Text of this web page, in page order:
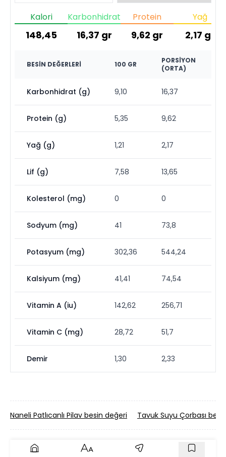
Kalori
148,45
Karbonhidrat
16,37 gr
Protein
9,62 gr
Yağ
2,17 gr
BESIN DEĞERLERI 100 GR
PORSIYON
(ORTA)
Karbonhidrat (g) 9,10 16,37
Protein (g) 5,35 9,62
Yağ (g) 1,21 2,17
Lif (g) 7,58 13,65
Kolesterol (mg) 0 0
Sodyum (mg) 41 73,8
Potasyum (mg) 302,36 544,24
Kalsiyum (mg) 41,41 74,54
Vitamin A (iu) 142,62 256,71
Vitamin C (mg) 28,72 51,7
Demir 1,30 2,33
Naneli Patlıcanlı Pilav besin değeri Tavuk Suyu Çorbası